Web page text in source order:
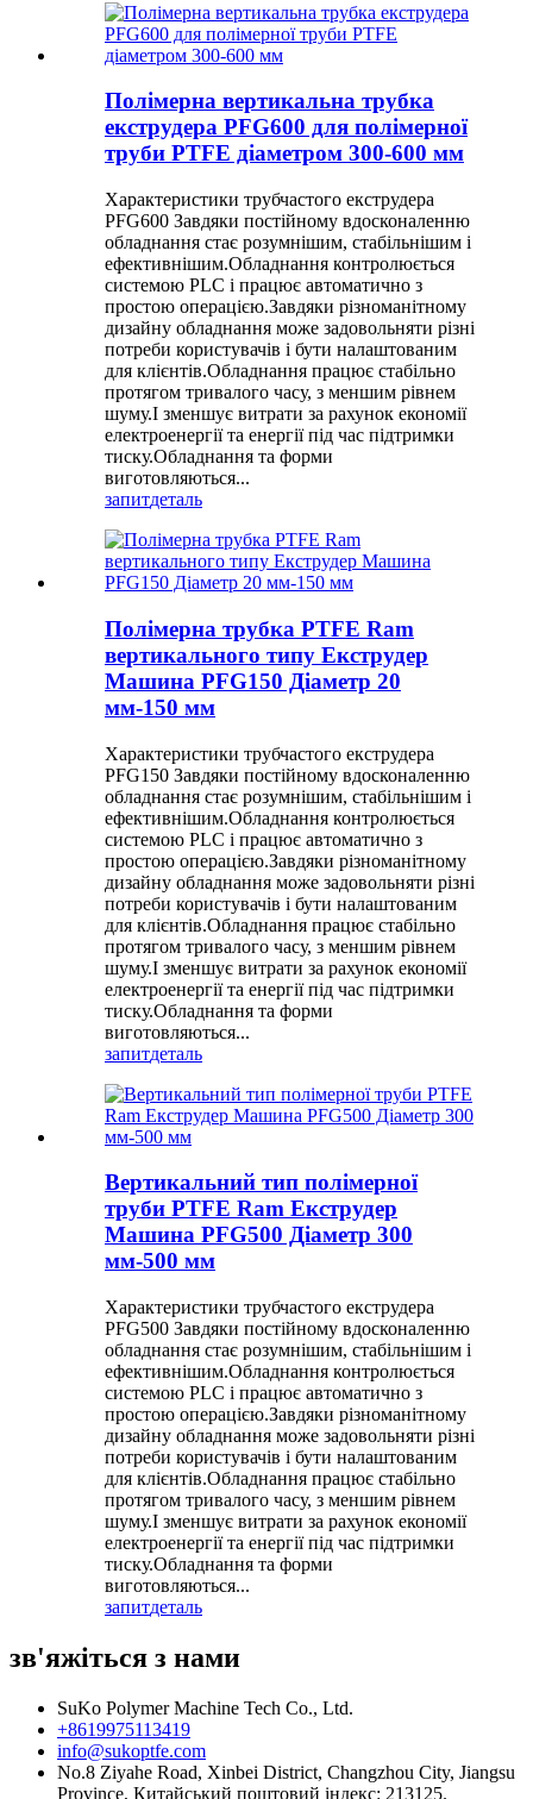
Полімерна вертикальна трубка
екструдера PFG600 для полімерної
труби PTFE діаметром 300-600 мм
Характеристики трубчастого екструдера
PFG600 Завдяки постійному вдосконаленню
обладнання стає розумнішим, стабільнішим і
ефективнішим.Обладнання контролюється
системою PLC і працює автоматично з
простою операцією.Завдяки різноманітному
дизайну обладнання може задовольняти різні
потреби користувачів і бути налаштованим
для клієнтів.Обладнання працює стабільно
протягом тривалого часу, з меншим рівнем
шуму.І зменшує витрати за рахунок економії
електроенергії та енергії під час підтримки
тиску.Обладнання та форми
виготовляються...
запитдеталь
Полімерна трубка PTFE Ram
вертикального типу Екструдер
Машина PFG150 Діаметр 20
мм-150 мм
Характеристики трубчастого екструдера
PFG150 Завдяки постійному вдосконаленню
обладнання стає розумнішим, стабільнішим і
ефективнішим.Обладнання контролюється
системою PLC і працює автоматично з
простою операцією.Завдяки різноманітному
дизайну обладнання може задовольняти різні
потреби користувачів і бути налаштованим
для клієнтів.Обладнання працює стабільно
протягом тривалого часу, з меншим рівнем
шуму.І зменшує витрати за рахунок економії
електроенергії та енергії під час підтримки
тиску.Обладнання та форми
виготовляються...
запитдеталь
Вертикальний тип полімерної
труби PTFE Ram Екструдер
Машина PFG500 Діаметр 300
мм-500 мм
Характеристики трубчастого екструдера
PFG500 Завдяки постійному вдосконаленню
обладнання стає розумнішим, стабільнішим і
ефективнішим.Обладнання контролюється
системою PLC і працює автоматично з
простою операцією.Завдяки різноманітному
дизайну обладнання може задовольняти різні
потреби користувачів і бути налаштованим
для клієнтів.Обладнання працює стабільно
протягом тривалого часу, з меншим рівнем
шуму.І зменшує витрати за рахунок економії
електроенергії та енергії під час підтримки
тиску.Обладнання та форми
виготовляються...
запитдеталь
зв'яжіться з нами
SuKo Polymer Machine Tech Co., Ltd.
+8619975113419
info@sukoptfe.com
No.8 Ziyahe Road, Xinbei District, Changzhou City, Jiangsu
Province, Китайський поштовий індекс: 213125.